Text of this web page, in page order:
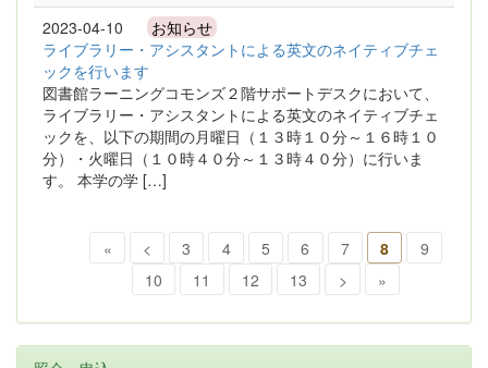
2023-04-10 お知らせ
ライブラリー・アシスタントによる英文のネイティブチェ
ックを行います
図書館ラーニングコモンズ２階サポートデスクにおいて、
ライブラリー・アシスタントによる英文のネイティブチェ
ックを、以下の期間の月曜日（１３時１０分～１６時１０
分）・火曜日（１０時４０分～１３時４０分）に行いま
す。 本学の学 […]
« < 3 4 5 6 7 8
9
10
11 12 13 > »